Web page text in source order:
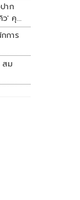
าก
ว' คุม
การ
สม